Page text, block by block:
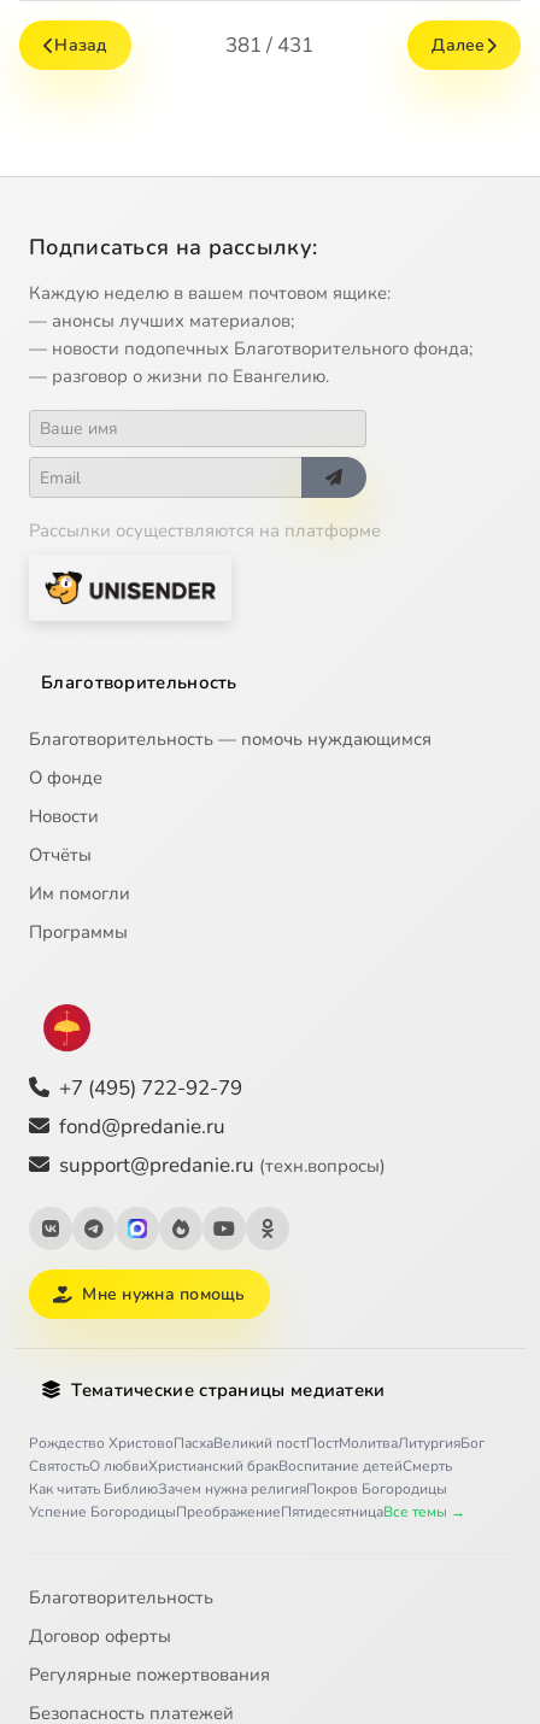
Назад 381 / 431 Далее
Подписаться на рассылку:
Каждую неделю в вашем почтовом ящике:
— анонсы лучших материалов;
— новости подопечных Благотворительного фонда;
— разговор о жизни по Евангелию.
Рассылки осуществляются на платформе
Благотворительность
Благотворительность — помочь нуждающимся
О фонде
Новости
Отчёты
Им помогли
Программы
+7 (495) 722-92-79
fond@predanie.ru
support@predanie.ru (техн.вопросы)
Мне нужна помощь
Тематические страницы медиатеки
Рождество ХристовоПасхаВеликий постПостМолитваЛитургияБог
СвятостьО любвиХристианский бракВоспитание детейСмерть
Как читать БиблиюЗачем нужна религияПокров Богородицы
Успение БогородицыПреображениеПятидесятницаВсе темы →
Благотворительность
Договор оферты
Регулярные пожертвования
Безопасность платежей